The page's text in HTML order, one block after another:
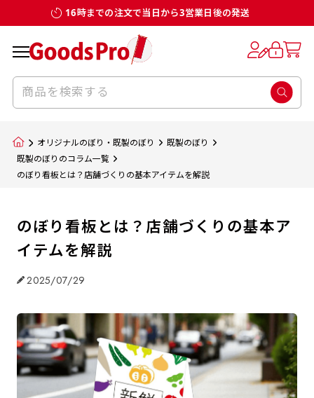
16時までの注文で当日から3営業日後の発送
オリジナルのぼり・既製のぼり
既製のぼり
既製のぼりのコラム一覧
のぼり看板とは？店舗づくりの基本アイテムを解説
のぼり看板とは？店舗づくりの基本ア
イテムを解説
2025/07/29